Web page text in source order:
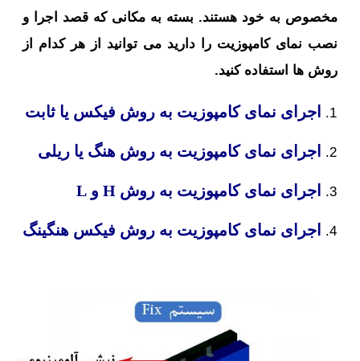
مخصوص به خود هستند. بسته به مکانی که قصد اجرا و
نصب نمای کامپوزیت را دارید می توانید از هر کدام از
روش ها استفاده کنید.
اجرای نمای کامپوزیت به روش فیکس یا ثابت
اجرای نمای کامپوزیت به روش هنگ یا ریلی
اجرای نمای کامپوزیت به روش H و L
اجرای نمای کامپوزیت به روش فیکس هنگینگ